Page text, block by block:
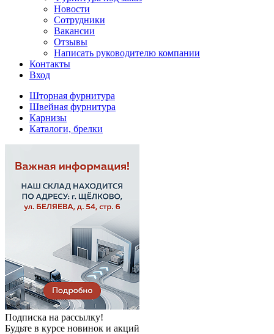
Новости
Сотрудники
Вакансии
Отзывы
Написать руководителю компании
Контакты
Вход
Шторная фурнитура
Швейная фурнитура
Карнизы
Каталоги, брелки
Подписка на рассылку!
Будьте в курсе новинок и акций